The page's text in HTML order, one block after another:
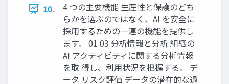
10.
4 つの主要機能 生産性と保護のどち
らかを選ぶのではなく、AI を安全に
採用するための一連の機能を提供し
ます。 01 03 分析情報と分析 組織の
AI アクティビティに関する分析情報
を取 得し、利用状況を把握する。 デ
ータ リスク評価 データの潜在的な過